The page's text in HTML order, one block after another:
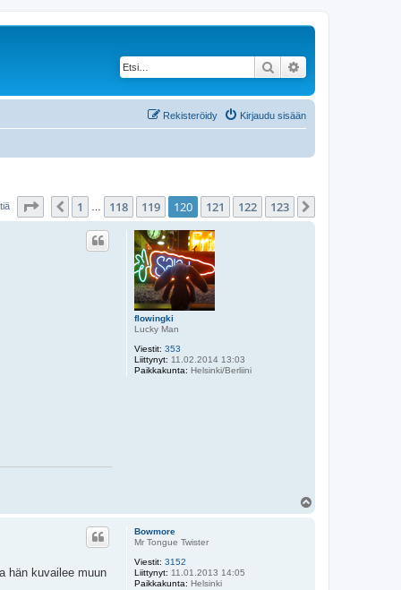
Etsi
Kirjaudu sisään
Rekisteröidy
Sivu 120Edellinen
1 118 119 120 121 122 123
flowingki
Lucky Man
Viestit: 353
Liittynyt: 11.02.2014 13:03
Paikkakunta: Helsinki/Berliini
Bowmore
Mr Tongue Twister
Viestit: 3152
Liittynyt: 11.01.2013 14:05
Paikkakunta: Helsinki
hän kuvailee muun